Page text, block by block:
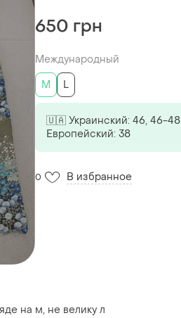
650 грн
Международный
M
L
🇺🇦 Украинский: 46, 46-48
Европейский: 38
0 В избранное
на м, не велику л